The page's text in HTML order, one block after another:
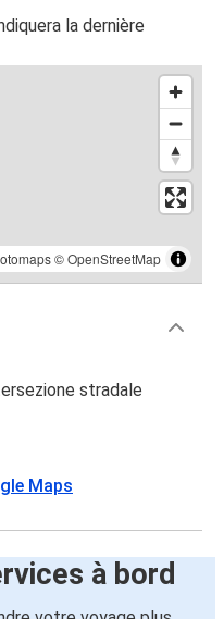
la dernière
©OpenStreetMap
stradale
Maps
à bord